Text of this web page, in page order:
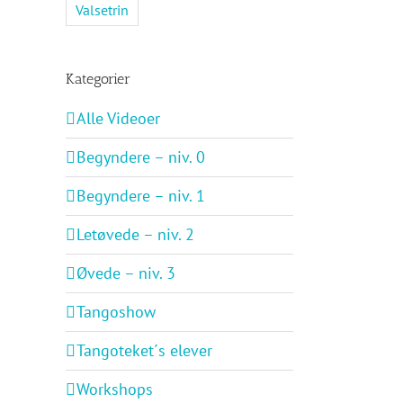
Valsetrin
Kategorier
Alle Videoer
Begyndere – niv. 0
Begyndere – niv. 1
Letøvede – niv. 2
Øvede – niv. 3
Tangoshow
Tangoteket´s elever
Workshops